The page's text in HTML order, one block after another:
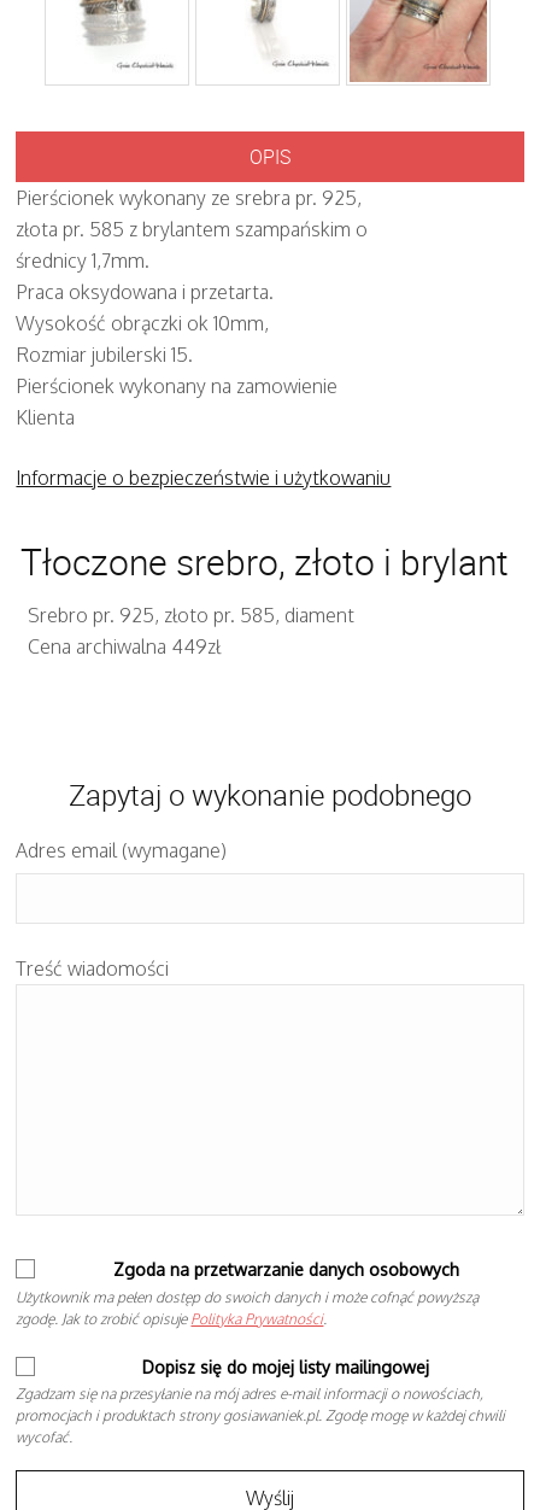
OPIS
Pierścionek wykonany ze srebra pr. 925,
złota pr. 585 z brylantem szampańskim o
średnicy 1,7mm.
Praca oksydowana i przetarta.
Wysokość obrączki ok 10mm,
Rozmiar jubilerski 15.
Pierścionek wykonany na zamowienie
Klienta
Informacje o bezpieczeństwie i użytkowaniu
Tłoczone srebro, złoto i brylant
Srebro pr. 925, złoto pr. 585, diament
Cena archiwalna 449zł
Zapytaj o wykonanie podobnego
Adres email (wymagane)
Treść wiadomości
Zgoda na przetwarzanie danych osobowych
Użytkownik ma pełen dostęp do swoich danych i może cofnąć powyższą
zgodę. Jak to zrobić opisuje Polityka Prywatności.
Dopisz się do mojej listy mailingowej
Zgadzam się na przesyłanie na mój adres e-mail informacji o nowościach,
promocjach i produktach strony gosiawaniek.pl. Zgodę mogę w każdej chwili
wycofać.